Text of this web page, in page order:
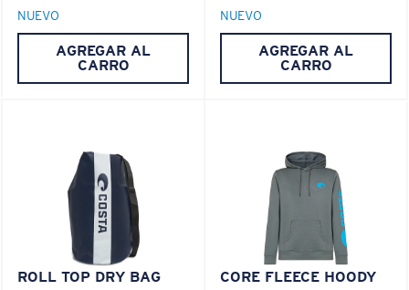
Es posible que necesite una montura XL.
lentes más livianas y duraderas
C-WALL es un enlace molecular resistente a los
rayones
NUEVO
AGREGAR AL
CARRO
NUEVO
AGREGAR AL
CARRO
ROLL TOP DRY BAG CORE FLEECE HOODY